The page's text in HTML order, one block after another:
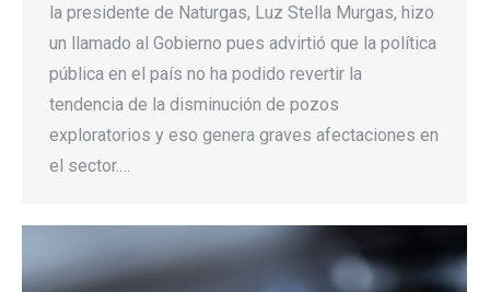
la presidente de Naturgas, Luz Stella Murgas, hizo
un llamado al Gobierno pues advirtió que la política
pública en el país no ha podido revertir la
tendencia de la disminución de pozos
exploratorios y eso genera graves afectaciones en
el sector.…